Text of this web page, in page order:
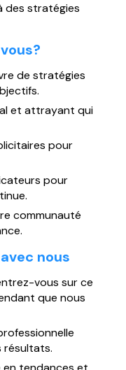
des stratégies
de stratégies
et attrayant qui
pour
pour
communauté
nous
vous sur ce
que nous
résultats.